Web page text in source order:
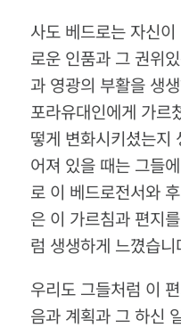
사도 베드로는 자신
로운 인품과 그 권위
과 영광의 부활을 생
포라유대인에게 가르
떻게 변화시키셨는지
어져 있을 때는 그들
로 이 베드로전서와
은 이 가르침과 편지
럼 생생하게 느꼈습니
우리도 그들처럼 이
음과 계획과 그 하신